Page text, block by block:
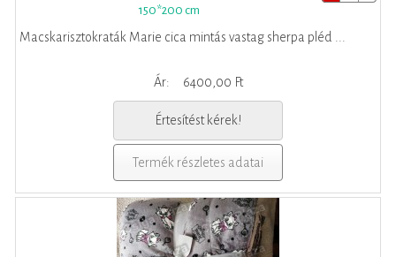
150*200 cm
Macskarisztokraták Marie cica mintás vastag sherpa pléd ...
Ár: 6400,00 Ft
Értesítést kérek!
Termék részletes adatai